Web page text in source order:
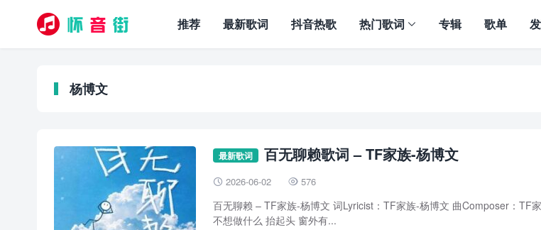
推荐 最新歌词 抖音热歌 热门歌词 专辑 歌单
杨博文
最新歌词 百无聊赖歌词 – TF家族-杨博文
 2026-06-02  576
百无聊赖 – TF家族-杨博文 词Lyricist：TF家族-杨博文 曲Composer：TF
不想做什么 抬起头 窗外有...